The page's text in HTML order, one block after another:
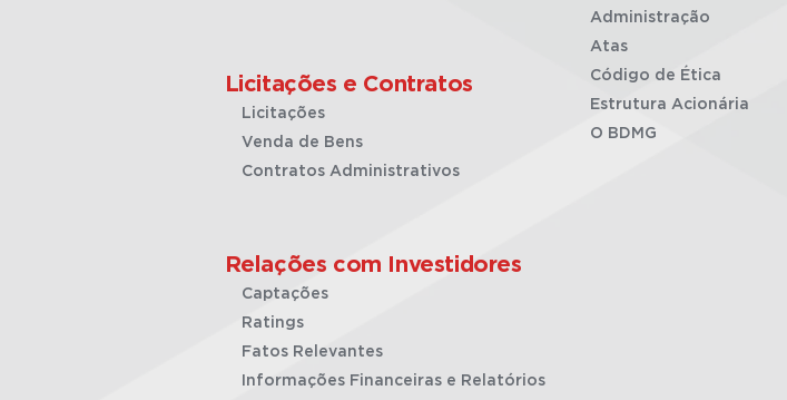
Licitações e Contratos
Licitações
Venda de Bens
Contratos Administrativos
Relações com Investidores
Captações
Ratings
Fatos Relevantes
Informações Financeiras e Relatórios
Administração
Atas
Código de Ética
Estrutura Acionária
O BDMG